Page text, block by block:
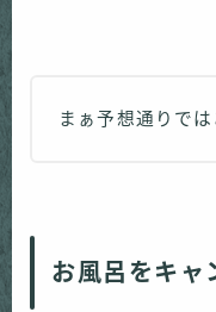
まぁ予想通りで
お風呂をキャ